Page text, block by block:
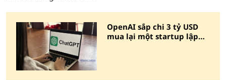
OpenAI sắp chi 3 tỷ USD
mua lại một startup lập